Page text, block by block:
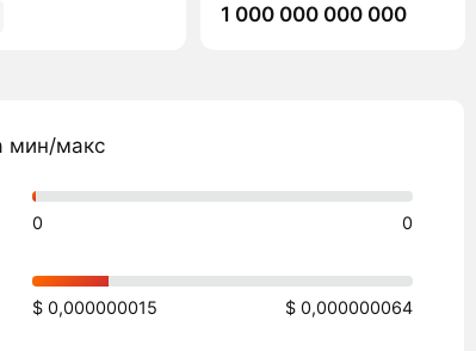
1 000 000 000 000
мин/макс
0 0
$ 0,000000015 $ 0,000000064